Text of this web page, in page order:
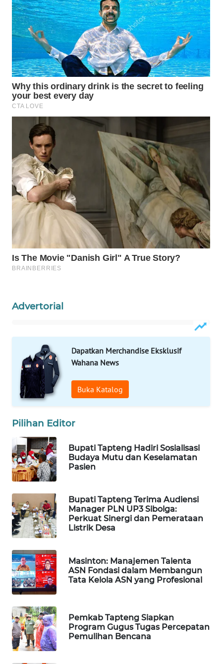
Advertorial
Dapatkan Merchandise Eksklusif
Wahana News
Buka Katalog
Pilihan Editor
Bupati Tapteng Hadiri Sosialisasi
Budaya Mutu dan Keselamatan
Pasien
Bupati Tapteng Terima Audiensi
Manager PLN UP3 Sibolga:
Perkuat Sinergi dan Pemerataan
Listrik Desa
Masinton: Manajemen Talenta
ASN Fondasi dalam Membangun
Tata Kelola ASN yang Profesional
Pemkab Tapteng Siapkan
Program Gugus Tugas Percepatan
Pemulihan Bencana
WAHANA
SPORT
WAHANA
UMKM
WAHANA
SELEB
WAHANA
PERSONA
WAHANA
OTOMOTIF
WAHANA
HEALTH
WAHANA
WISATA
Network
KONSUMEN
LISTRIK
MASYARAKAT
KELISTRIKAN
ID
MAWAKA
ID
MARTABAT
NET
WATCH
MKLI
LPKKI
LKKI